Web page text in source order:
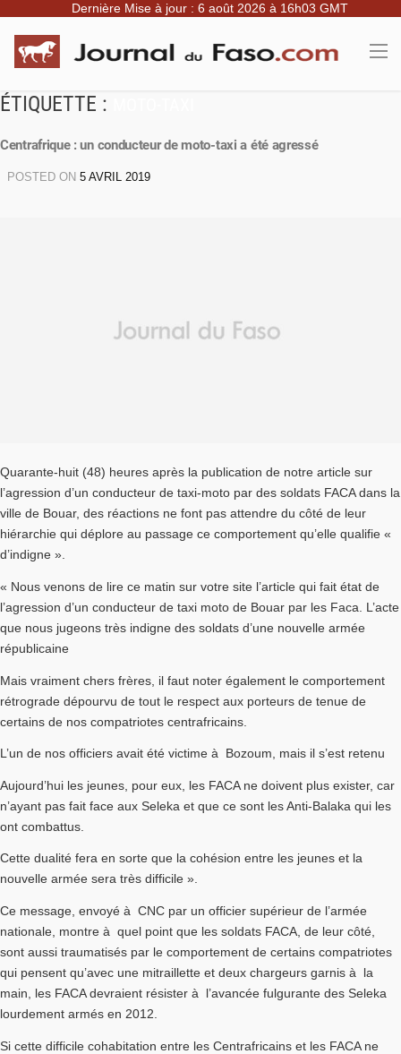
Dernière Mise à jour : 6 août 2026 à 16h03 GMT
ÉTIQUETTE :
Centrafrique : un conducteur de moto-taxi a été agressé
POSTED ON 5 AVRIL 2019
Quarante-huit (48) heures après la publication de notre article sur
l’agression d’un conducteur de taxi-moto par des soldats FACA dans la
ville de Bouar, des réactions ne font pas attendre du côté de leur
hiérarchie qui déplore au passage ce comportement qu’elle qualifie «
d’indigne ».
« Nous venons de lire ce matin sur votre site l’article qui fait état de
l’agression d’un conducteur de taxi moto de Bouar par les Faca. L’acte
que nous jugeons très indigne des soldats d’une nouvelle armée
républicaine
Mais vraiment chers frères, il faut noter également le comportement
rétrograde dépourvu de tout le respect aux porteurs de tenue de
certains de nos compatriotes centrafricains.
L’un de nos officiers avait été victime à Bozoum, mais il s’est retenu
Aujourd’hui les jeunes, pour eux, les FACA ne doivent plus exister, car
n’ayant pas fait face aux Seleka et que ce sont les Anti-Balaka qui les
ont combattus.
Cette dualité fera en sorte que la cohésion entre les jeunes et la
nouvelle armée sera très difficile ».
Ce message, envoyé à CNC par un officier supérieur de l’armée
nationale, montre à quel point que les soldats FACA, de leur côté,
sont aussi traumatisés par le comportement de certains compatriotes
qui pensent qu’avec une mitraillette et deux chargeurs garnis à la
main, les FACA devraient résister à l’avancée fulgurante des Seleka
lourdement armés en 2012.
Si cette difficile cohabitation entre les Centrafricains et les FACA ne